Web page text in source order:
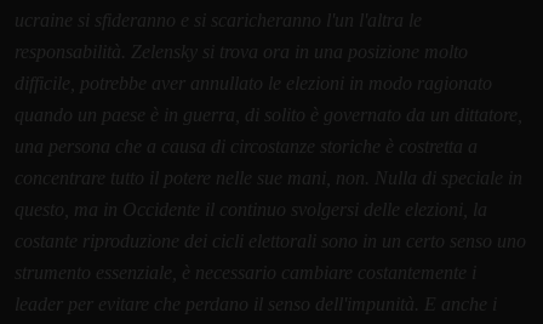
ucraine si sfideranno e si scaricheranno l'un l'altra le
responsabilità. Zelensky si trova ora in una posizione molto
difficile, potrebbe aver annullato le elezioni in modo ragionato
quando un paese è in guerra, di solito è governato da un dittatore,
una persona che a causa di circostanze storiche è costretta a
concentrare tutto il potere nelle sue mani, non. Nulla di speciale in
questo, ma in Occidente il continuo svolgersi delle elezioni, la
costante riproduzione dei cicli elettorali sono in un certo senso uno
strumento essenziale, è necessario cambiare costantemente i
leader per evitare che perdano il senso dell'impunità. E anche i